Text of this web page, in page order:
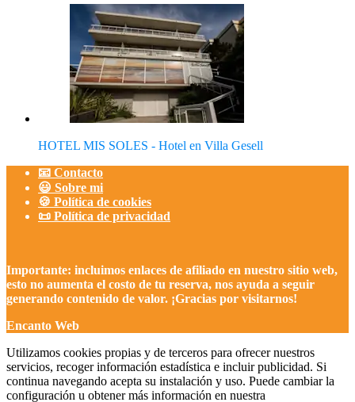
HOTEL MIS SOLES - Hotel en Villa Gesell
📧 Contacto
😃 Sobre mi
🍪 Política de cookies
📜 Política de privacidad
Importante: incluimos enlaces de afiliado en nuestro sitio web,
esto no aumenta el costo de tu reserva, nos ayuda a seguir
generando contenido de valor. ¡Gracias por visitarnos!
Encanto Web
Utilizamos cookies propias y de terceros para ofrecer nuestros
servicios, recoger información estadística e incluir publicidad. Si
continua navegando acepta su instalación y uso. Puede cambiar la
configuración u obtener más información en nuestra